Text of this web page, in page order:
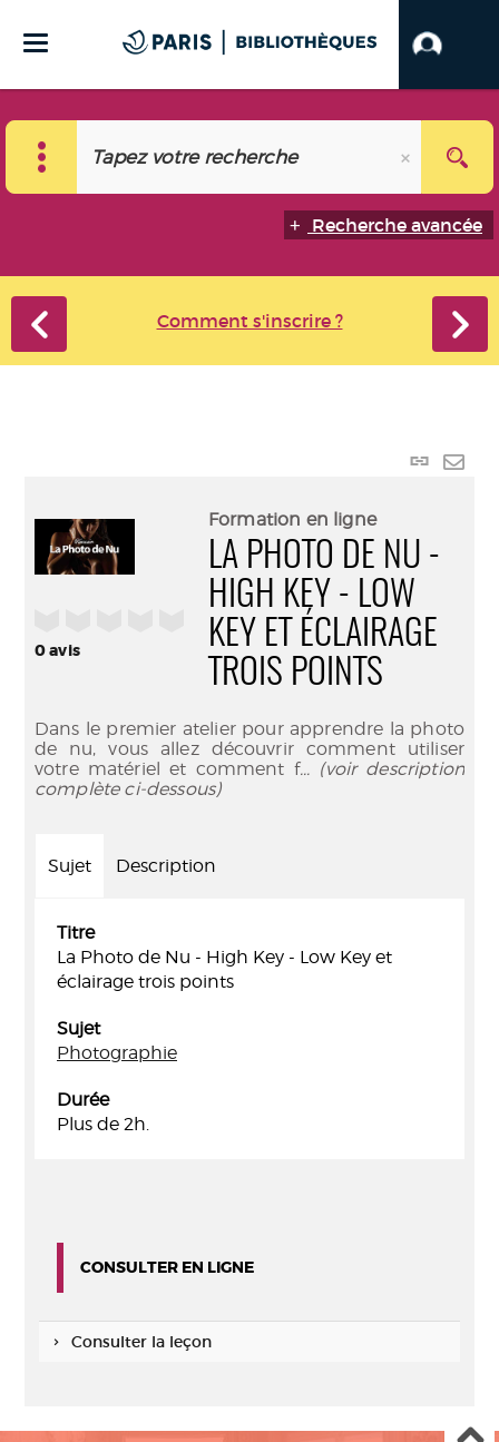
Recherche avancée
Comment s'inscrire ?
Lien
0avis
Formation en ligne
LA PHOTO DE NU -
HIGH KEY - LOW
KEY ET ÉCLAIRAGE
TROIS POINTS
Dans le premier atelier pour apprendre la photo
de nu, vous allez découvrir comment utiliser
votre matériel et comment f... (voir description
complète ci-dessous)
Sujet Description
Titre
La Photo de Nu - High Key - Low Key et
éclairage trois points
Sujet
Photographie
Durée
Plus de 2h.
CONSULTER EN LIGNE
Consulter la leçon